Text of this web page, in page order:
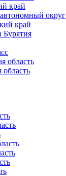
край
округ
край
Бурятия
область
область